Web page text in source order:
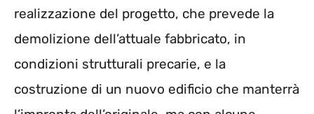
realizzazione del progetto, che prevede la
demolizione dell’attuale fabbricato, in
condizioni strutturali precarie, e la
costruzione di un nuovo edificio che manterrà